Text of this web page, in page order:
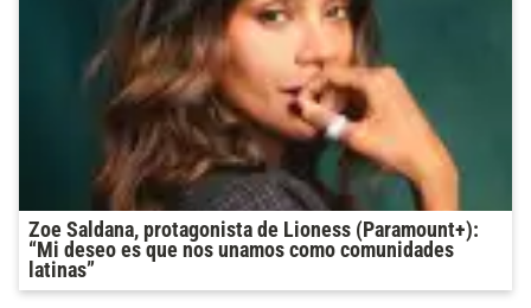
Zoe Saldana, protagonista de Lioness (Paramount+):
“Mi deseo es que nos unamos como comunidades
latinas”